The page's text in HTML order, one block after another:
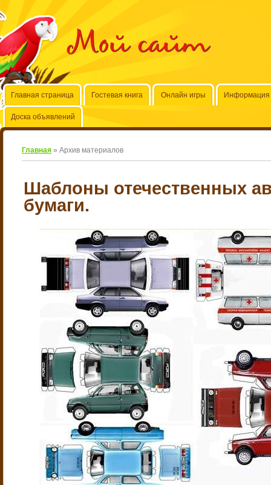
Мой сайт
Главная страница Гостевая книга Онлайн игры Информация
Доска объявлений
Главная » Архив материалов
Шаблоны отечественных
бумаги.